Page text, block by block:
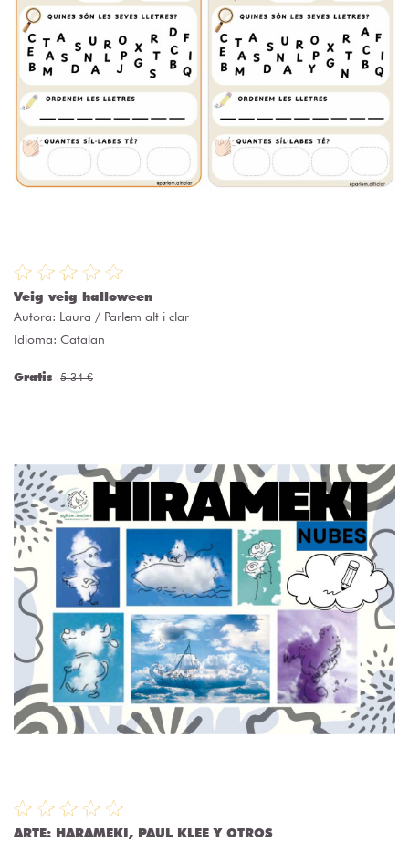
Veig veig halloween
Autora: Laura / Parlem alt i clar
Idioma: Catalan
Gratis 5.34 €
ARTE: HARAMEKI, PAUL KLEE Y OTROS